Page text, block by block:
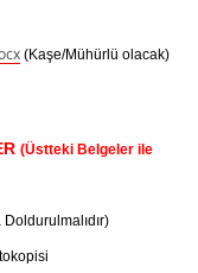
(Kaşe/Mühürlü olacak)
(Üstteki Belgeler ile